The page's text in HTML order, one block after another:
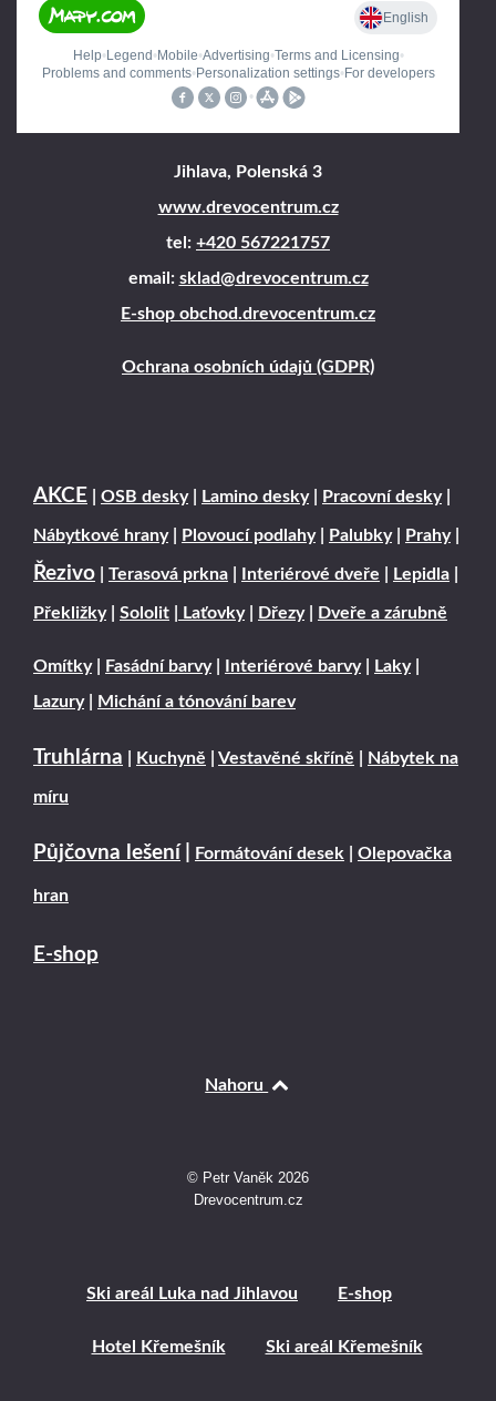
Jihlava, Polenská 3
www.drevocentrum.cz
tel: +420 567221757
email: sklad@drevocentrum.cz
E-shop obchod.drevocentrum.cz
Ochrana osobních údajů (GDPR)
AKCE OSB desky| Lamino desky| Pracovní desky|
Nábytkové hrany| Plovoucí podlahy| Palubky| Prahy|
Řezivo Terasová prkna Interiérové dveře Lepidla
Překližky| Sololit Laťovky| Dřezy| Dveře a zárubně
Omítky| Fasádní barvy| Interiérové barvy| Laky|
Lazury| Michání a tónování barev
Truhlárna Kuchyně Vestavěné skříně Nábytek na
míru
Půjčovna lešení Formátování desek Olepovačka
hran
E-shop
Nahoru
© Petr Vaněk 2026
Drevocentrum.cz
Ski areál Luka nad Jihlavou E-shop
Hotel Křemešník Ski areál Křemešník